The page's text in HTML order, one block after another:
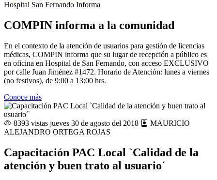
Hospital San Fernando Informa
COMPIN informa a la comunidad
En el contexto de la atención de usuarios para gestión de licencias
médicas, COMPIN informa que su lugar de recepción a público es
en oficina en Hospital de San Fernando, con acceso EXCLUSIVO
por calle Juan Jiménez #1472. Horario de Atención: lunes a viernes
(no festivos), de 9:00 a 13:00 hrs.
Conoce más
8393 vistas jueves 30 de agosto del 2018
MAURICIO
ALEJANDRO ORTEGA ROJAS
Capacitación PAC Local `Calidad de la
atención y buen trato al usuario´